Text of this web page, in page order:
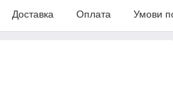
Доставка Оплата Умови